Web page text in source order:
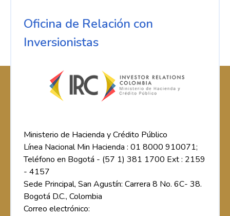
Oficina de Relación con
Inversionistas
Ministerio de Hacienda y Crédito Público
Línea Nacional Min Hacienda : 01 8000 910071;
Teléfono en Bogotá - (57 1) 381 1700 Ext : 2159
- 4157
Sede Principal, San Agustín: Carrera 8 No. 6C- 38.
Bogotá D.C., Colombia
Correo electrónico: